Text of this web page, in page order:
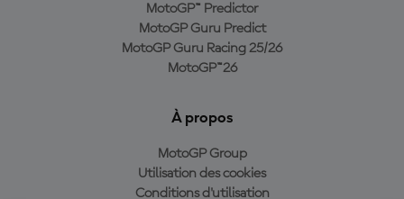
MotoGP™ Predictor
MotoGP Guru Predict
MotoGP Guru Racing 25/26
MotoGP™26
À propos
MotoGP Group
Utilisation des cookies
Conditions d'utilisation